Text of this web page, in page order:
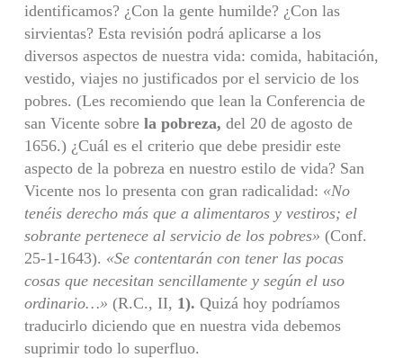
identifica­mos? ¿Con la gente humilde? ¿Con las
sirvientas? Esta revisión podrá aplicarse a los
diversos aspectos de nuestra vida: comida, habitación,
vestido, viajes no justificados por el servicio de los
pobres. (Les recomiendo que lean la Confe­rencia de
san Vicente sobre la pobreza, del 20 de agosto de
1656.) ¿Cuál es el criterio que debe presidir este
aspecto de la pobreza en nuestro estilo de vida? San
Vicente nos lo presenta con gran radicalidad: «No
tenéis derecho más que a alimentaros y vestiros; el
sobrante pertenece al servicio de los pobres» (Conf.
25-1-1643). «Se contentarán con tener las pocas
cosas que necesitan sencillamente y según el uso
ordinario…» (R.C., II, 1). Quizá hoy podríamos
traducirlo diciendo que en nuestra vida debemos
suprimir todo lo superfluo.